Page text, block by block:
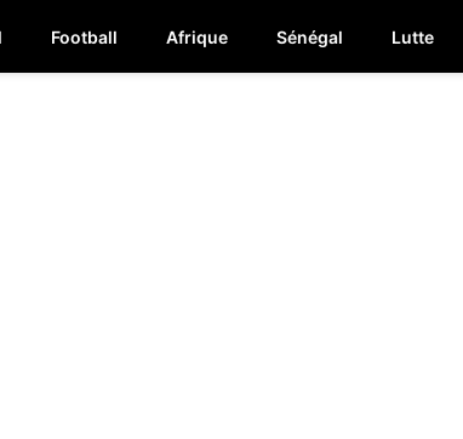
Football Afrique Sénégal Lutte